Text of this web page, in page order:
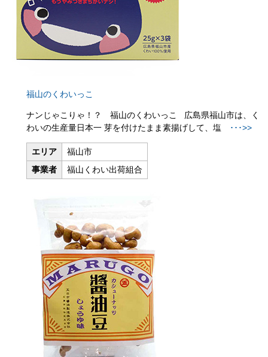
福山のくわいっこ
ナンじゃこりゃ！？ 福山のくわいっこ 広島県福山市は、く
わいの生産量日本一 芽を付けたまま素揚げして、塩
･･･>>
エリア
福山市
事業者
福山くわい出荷組合